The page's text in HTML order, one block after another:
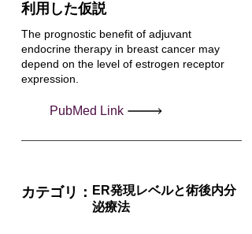
利用した仮説
The prognostic benefit of adjuvant
endocrine therapy in breast cancer may
depend on the level of estrogen receptor
expression.
PubMed Link
カテゴリ： ER発現レベルと術後内分
泌療法